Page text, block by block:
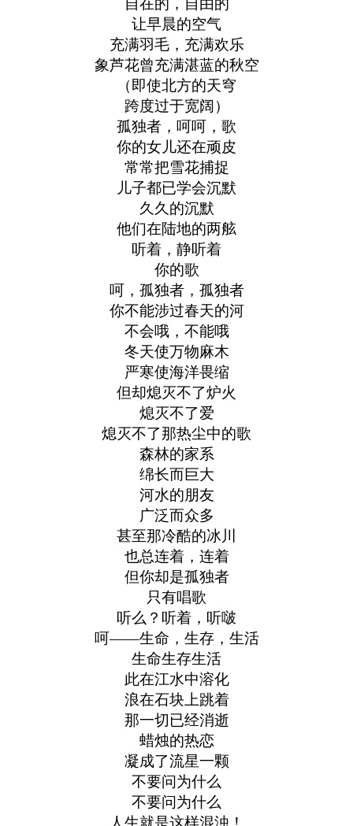
自在的，自由的
让早晨的空气
充满羽毛，充满欢乐
象芦花曾充满湛蓝的秋空
（即使北方的天穹
跨度过于宽阔）
孤独者，呵呵，歌
你的女儿还在顽皮
常常把雪花捕捉
儿子都已学会沉默
久久的沉默
他们在陆地的两舷
听着，静听着
你的歌
呵，孤独者，孤独者
你不能涉过春天的河
不会哦，不能哦
冬天使万物麻木
严寒使海洋畏缩
但却熄灭不了炉火
熄灭不了爱
熄灭不了那热尘中的歌
森林的家系
绵长而巨大
河水的朋友
广泛而众多
甚至那冷酷的冰川
也总连着，连着
但你却是孤独者
只有唱歌
听么？听着，听啵
呵——生命，生存，生活
生命生存生活
此在江水中溶化
浪在石块上跳着
那一切已经消逝
蜡烛的热恋
凝成了流星一颗
不要问为什么
不要问为什么
人生就是这样混浊！